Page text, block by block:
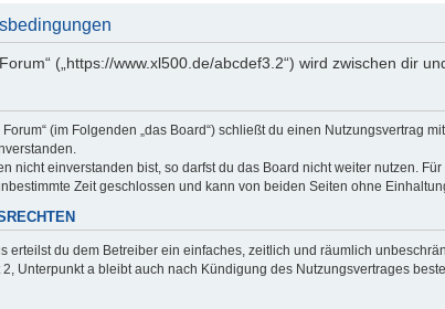
(„https://www.xl500.de/abcdef3.2“) wird zwischen dir
Forum“ (im Folgenden „das Board“) schließt du einen Nutzungsvertrag
nicht einverstanden bist, so darfst du das Board nicht weiter nutzen.
Zeit geschlossen und kann von beiden Seiten ohne
erteilst du dem Betreiber ein einfaches, zeitlich und räumlich
Unterpunkt a bleibt auch nach Kündigung des Nutzungsvertrages